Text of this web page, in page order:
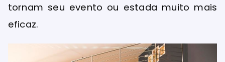
tornam seu evento ou estada muito mais
eficaz.